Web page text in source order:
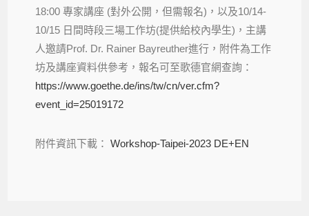
18:00 專家講座 (對外公開，但需報名)，以及10/14-
10/15 日間時段三場工作坊(提供給校內學生)，主講
人邀請Prof. Dr. Rainer Bayreuther進行，附件為工作
坊及講座資料供參考，報名可至歌德官網查詢：
https://www.goethe.de/ins/tw/cn/ver.cfm?
event_id=25019172
附件資訊下載：Workshop-Taipei-2023 DE+EN